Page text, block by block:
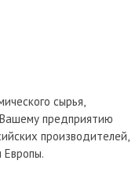
сырья,
предприятию
производителей,
Европы.